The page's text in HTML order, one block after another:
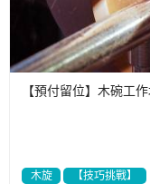
【預付留位】木碗工
木旋
【技巧挑戰】